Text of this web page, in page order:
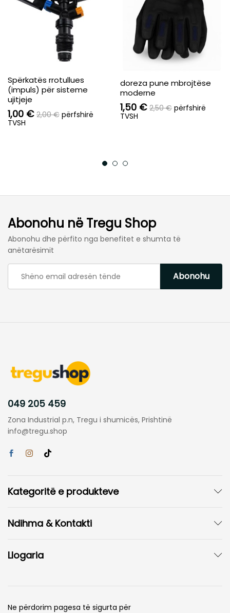
Spërkatës rrotullues
(impuls) për sisteme
ujitjeje
1,00 € 2,00€ përfshirë
TVSH
doreza pune mbrojtëse
moderne
1,50 € 2,50€ përfshirë
TVSH
Abonohu në Tregu Shop
Abonohu dhe përfito nga benefitet e shumta të
anëtarësimit
049 205 459
Zona Industrial p.n, Tregu i shumicës, Prishtinë
info@tregu.shop
Kategoritë e produkteve
Ndihma & Kontakti
Llogaria
Ne përdorim pagesa të sigurta për